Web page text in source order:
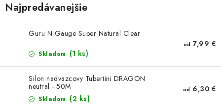
PRÚTY
ARÓMY
KRMIVÁ,NÁSTRAHY
Najpredávanejšie
Guru N-Gauge Super Natural Clear
Skladom (1 ks)
od 7,99 €
Silon nadvazcovy Tubertini DRAGON
neutral - 50M
Skladom (2 ks)
od 6,30 €